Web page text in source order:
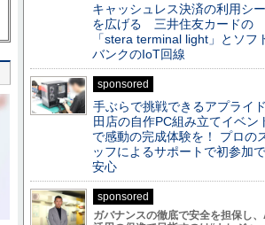
キャッシュレス決済の利用シ
を広げる 三井住友カードの
「stera terminal light」とソフ
バンクのIoT回線
sponsored
手ぶらで挑戦できるアプライ
田店の自作PC組み立てイベン
で感動の完成体験を！ プロの
ッフによるサポートで初参加
安心
sponsored
ガバナンスの徹底で安全を担保し、